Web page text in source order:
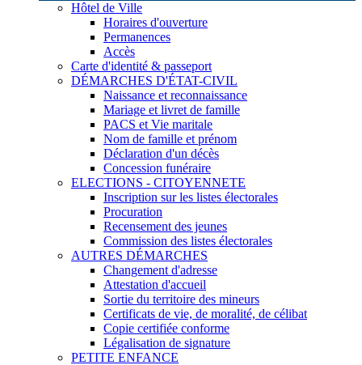
Hôtel de Ville
Horaires d'ouverture
Permanences
Accès
Carte d'identité & passeport
DÉMARCHES D'ÉTAT-CIVIL
Naissance et reconnaissance
Mariage et livret de famille
PACS et Vie maritale
Nom de famille et prénom
Déclaration d'un décès
Concession funéraire
ELECTIONS - CITOYENNETE
Inscription sur les listes électorales
Procuration
Recensement des jeunes
Commission des listes électorales
AUTRES DÉMARCHES
Changement d'adresse
Attestation d'accueil
Sortie du territoire des mineurs
Certificats de vie, de moralité, de célibat
Copie certifiée conforme
Légalisation de signature
PETITE ENFANCE